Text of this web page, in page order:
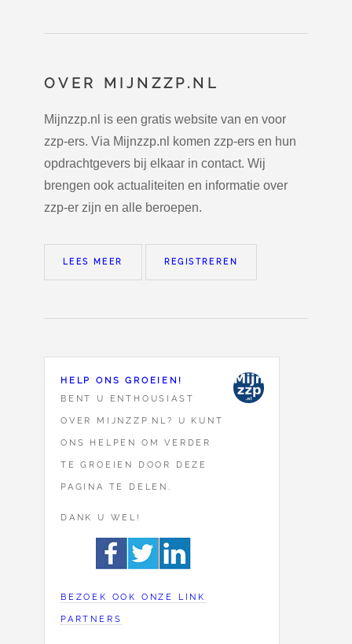
OVER MIJNZZP.NL
Mijnzzp.nl is een gratis website van en voor
zzp-ers. Via Mijnzzp.nl komen zzp-ers en hun
opdrachtgevers bij elkaar in contact. Wij
brengen ook actualiteiten en informatie over
zzp-er zijn en alle beroepen.
LEES MEER REGISTREREN
HELP ONS GROEIEN!
BENT U ENTHOUSIAST
OVER MIJNZZP.NL? U KUNT
ONS HELPEN OM VERDER
TE GROEIEN DOOR DEZE
PAGINA TE DELEN.
DANK U WEL!
BEZOEK OOK ONZE LINK
PARTNERS